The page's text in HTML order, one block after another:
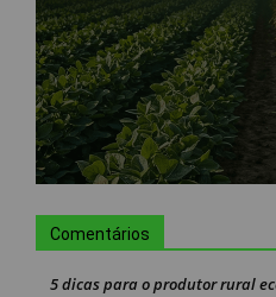
Comentários
5 dicas para o produtor rural